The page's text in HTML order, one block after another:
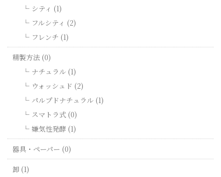
シティ (1)
フルシティ (2)
フレンチ (1)
精製方法 (0)
ナチュラル (1)
ウォッシュド (2)
パルプドナチュラル (1)
スマトラ式 (0)
嫌気性発酵 (1)
器具・ペーパー (0)
卸 (1)